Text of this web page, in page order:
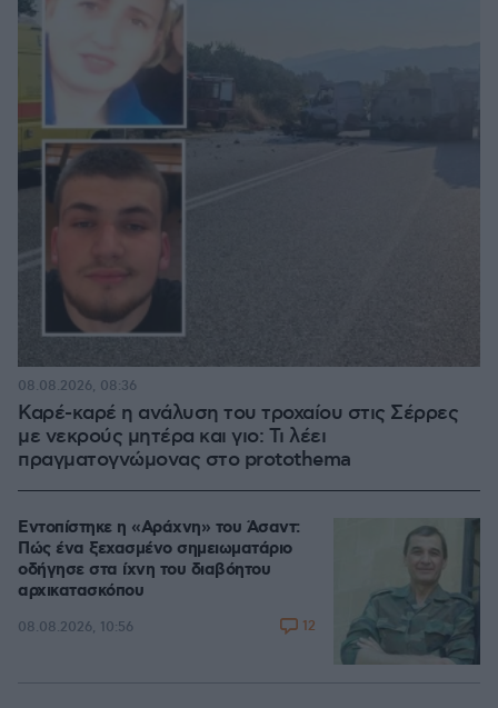
Καρέ-καρέ η ανάλυση του τροχαίου στις Σέρρες
με νεκρούς μητέρα και γιο: Τι λέει
πραγματογνώμονας στο protothema
08.08.2026, 08:36
Εντοπίστηκε η «Αράχνη» του Άσαντ:
Πώς ένα ξεχασμένο σημειωματάριο
οδήγησε στα ίχνη του διαβόητου
αρχικατασκόπου
08.08.2026, 10:56 12